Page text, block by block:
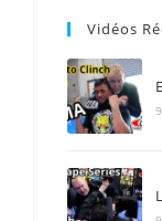
Vidéos